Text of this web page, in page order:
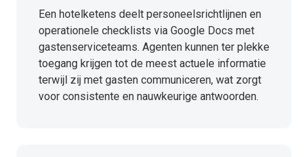
Een hotelketens deelt personeelsrichtlijnen en
operationele checklists via Google Docs met
gastenserviceteams. Agenten kunnen ter plekke
toegang krijgen tot de meest actuele informatie
terwijl zij met gasten communiceren, wat zorgt
voor consistente en nauwkeurige antwoorden.